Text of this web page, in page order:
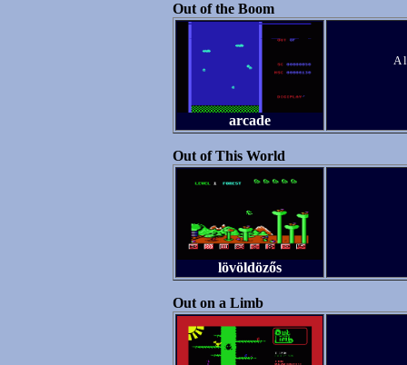
Out of the Boom
arcade
A
Out of This World
lövöldözős
Out on a Limb